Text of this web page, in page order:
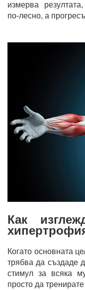
измерва
по-лесно, а
Как
Когато основната
трябва да създаде
стимул за всяка
просто да